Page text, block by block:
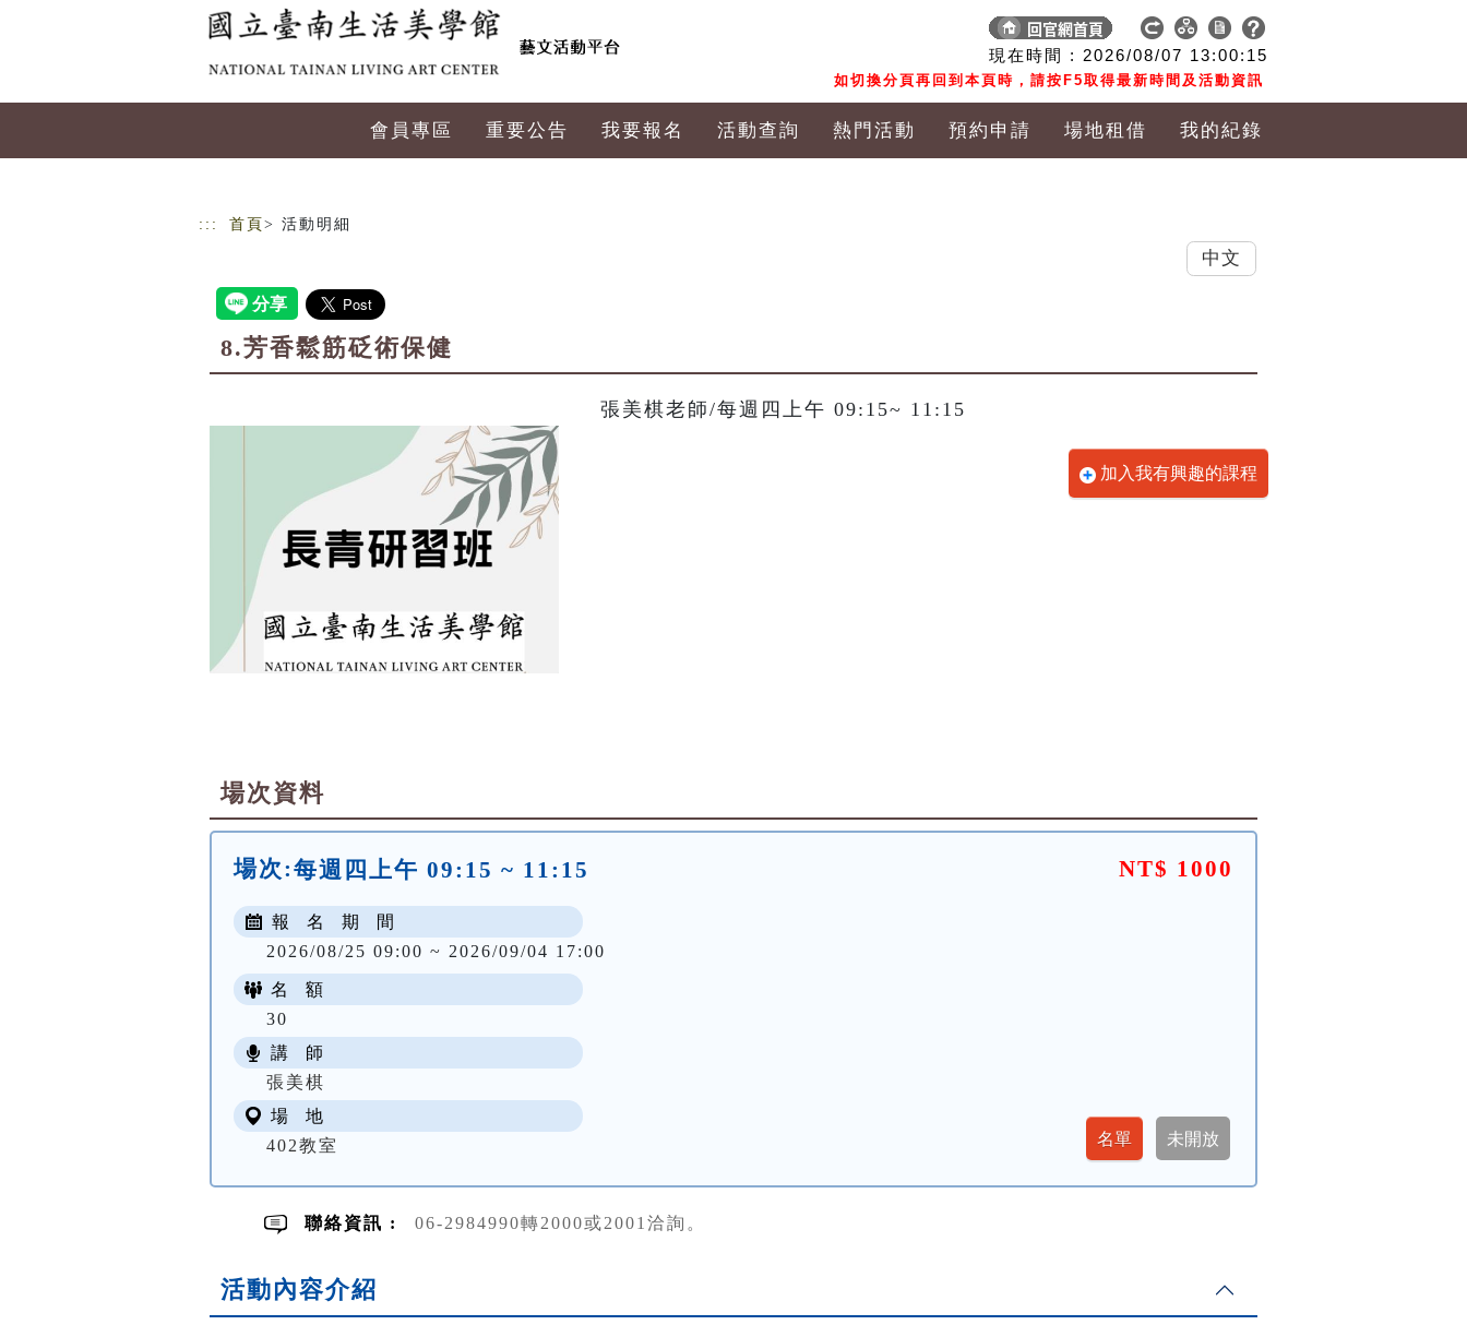
現在時間 : 2026/08/07 13:00:16
如切換分頁再回到本頁時，請按F5取得最新時間及活動資訊
會員專區 重要公告 我要報名 活動查詢 熱門活動 預約申請 場地租借 我的紀錄
::: 首頁 > 活動明細
8.芳香鬆筋砭術保健
張美棋老師/每週四上午 09:15~ 11:15
加入我有興趣的課程
場次資料
場次:每週四上午 09:15 ~ 11:15 NT$ 1000
報 名 期 間
2026/08/25 09:00 ~ 2026/09/04 17:00
名 額
30
講 師
張美棋
場 地
402教室
聯絡資訊 : 06-2984990轉2000或2001洽詢。
活動內容介紹